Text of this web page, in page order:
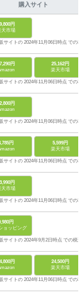
購入サイト
円
天市場
サイトの 2024年11月06日時点 での税
円
25,162円
楽天市場
サイトの 2024年11月06日時点 での税
円
サイトの 2024年11月06日時点 での税
円
5,599円
楽天市場
サイトの 2024年11月06日時点 での税
円
天市場
サイトの 2024年11月06日時点 での税
円
ョッピング
サイトの 2024年9月2日時点 での税込
円
24,500円
楽天市場
サイトの 2024年11月06日時点 での税